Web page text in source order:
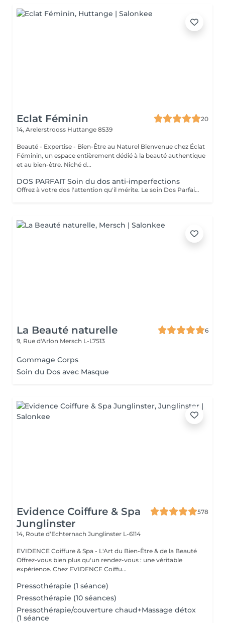
Eclat Féminin
20
14, Arelerstrooss Huttange 8539
Beauté - Expertise - Bien-Être au Naturel Bienvenue chez Éclat
Féminin, un espace entièrement dédié à la beauté authentique
et au bien-être. Niché d...
DOS PARFAIT Soin du dos anti-imperfections
Offrez à votre dos l'attention qu'il mérite. Le soin Dos Parfait purifie, lisse et rééquilibre la peau, pour un dos éclatant de santé et de bien-être. Il peut inclure une dermabrasion douce, selon les besoins de votre peau, pour un résultat encore plus uniforme et affiné. Grâce à des gestes experts et des produits soigneusement sélectionnés, dites adieu aux imperfections et redécouvrez une peau douce, lisse et visiblement sublimée. Résultat : un dos pur, lumineux et visiblement revitalisé. Découvrez l'ensemble de mes rituels et prestations exclusives sur: www.eclat-feminin.lu - SCROLLER VERS LE HAUT - DESCRIPTION -
La Beauté naturelle
6
9, Rue d'Arlon Mersch L-L7513
Gommage Corps
Soin du Dos avec Masque
Evidence Coiffure & Spa
Junglinster
578
14, Route d‘Echternach Junglinster L-6114
EVIDENCE Coiffure & Spa - L'Art du Bien-Être & de la Beauté
Offrez-vous bien plus qu'un rendez-vous : une véritable
expérience. Chez EVIDENCE Coiffu...
Pressothérapie (1 séance)
Pressothérapie (10 séances)
Pressothérapie/couverture chaud+Massage détox
(1 séance